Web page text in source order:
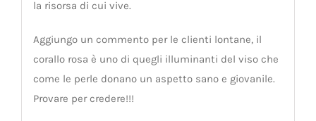
la risorsa di cui vive.
Aggiungo un commento per le clienti lontane, il
corallo rosa è uno di quegli illuminanti del viso che
come le perle donano un aspetto sano e giovanile.
Provare per credere!!!